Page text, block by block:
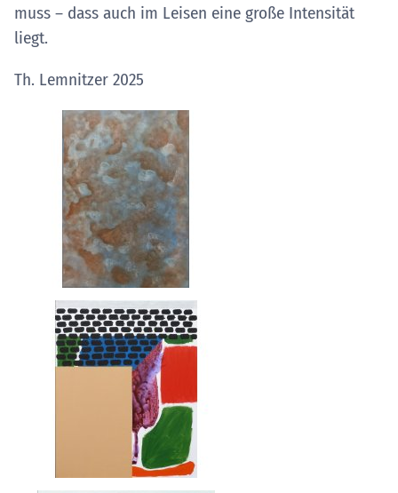
muss – dass auch im Leisen eine große Intensität
liegt.
Th. Lemnitzer 2025